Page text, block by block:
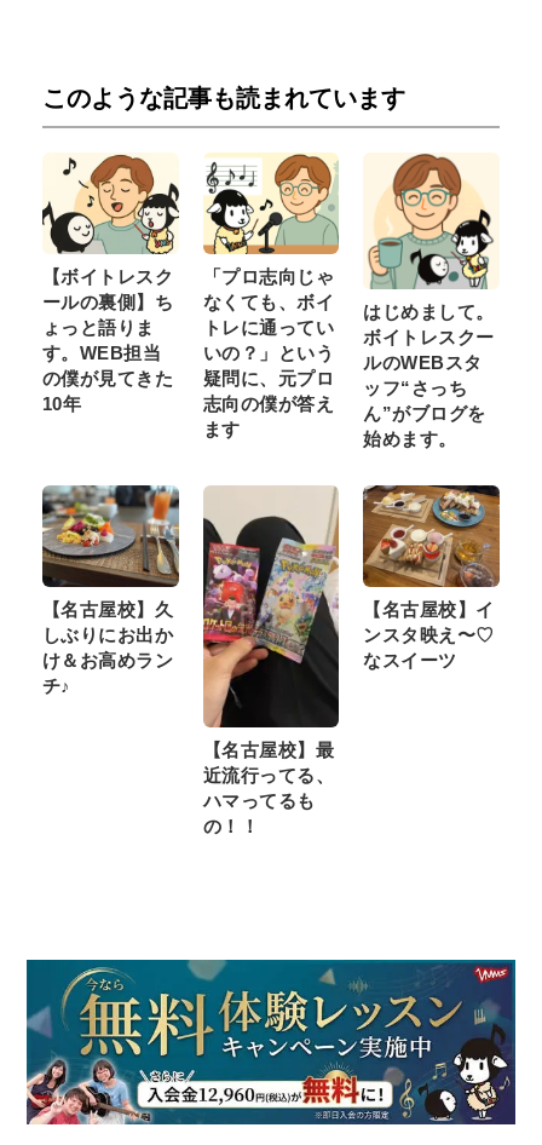
このような記事も読まれています
【ボイトレスク
ールの裏側】ち
ょっと語りま
す。WEB担当
の僕が見てきた
10年
「プロ志向じゃ
なくても、ボイ
トレに通ってい
いの？」という
疑問に、元プロ
志向の僕が答え
ます
はじめまして。
ボイトレスクー
ルのWEBスタ
ッフ“さっち
ん”がブログを
始めます。
【名古屋校】久
しぶりにお出か
け＆お高めラン
チ♪
【名古屋校】最
近流行ってる、
ハマってるも
の！！
【名古屋校】イ
ンスタ映え〜♡
なスイーツ